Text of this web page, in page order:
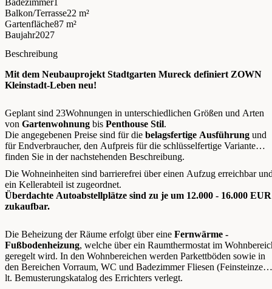
Badezimmer1
Balkon/Terrasse22 m²
Gartenfläche87 m²
Baujahr2027
Beschreibung
Mit dem Neubauprojekt Stadtgarten Mureck definiert ZOWN
Kleinstadt-Leben neu!
Geplant sind 23Wohnungen in unterschiedlichen Größen und Arten
von Gartenwohnung bis Penthouse Stil.
Die angegebenen Preise sind für die belagsfertige Ausführung und
für Endverbraucher, den Aufpreis für die schlüsselfertige Variante
finden Sie in der nachstehenden Beschreibung.
Die Wohneinheiten sind barrierefrei über einen Aufzug erreichbar
ein Kellerabteil ist zugeordnet.
Überdachte Autoabstellplätze sind zu je um 12.000 - 16.000 EUR
zukaufbar.
Die Beheizung der Räume erfolgt über eine Fernwärme -
Fußbodenheizung, welche über ein Raumthermostat im
geregelt wird. In den Wohnbereichen werden Parkettböden sowie in
den Bereichen Vorraum, WC und Badezimmer Fliesen
lt. Bemusterungskatalog des Errichters verlegt.